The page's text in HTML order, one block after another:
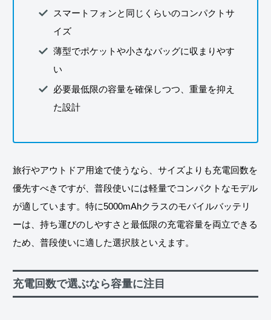
スマートフォンと同じくらいのコンパクトサ
イズ
薄型でポケットや小さなバッグに収まりやす
い
必要最低限の容量を確保しつつ、重量を抑え
た設計
旅行やアウトドア用途で使うなら、サイズよりも充電回数を
優先すべきですが、普段使いには軽量でコンパクトなモデル
が適しています。特に5000mAhクラスのモバイルバッテリ
ーは、持ち運びのしやすさと最低限の充電容量を両立できる
ため、普段使いに適した選択肢といえます。
充電回数で選ぶなら容量に注目